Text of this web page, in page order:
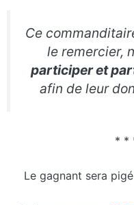
Ce
le remercier,
participer et
afin de leur
* *
Le gagnant sera